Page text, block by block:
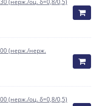
(нерж./оц. δ=0,8/0,5)
(нерж./нерж.
(нерж./оц. δ=0,8/0,5)